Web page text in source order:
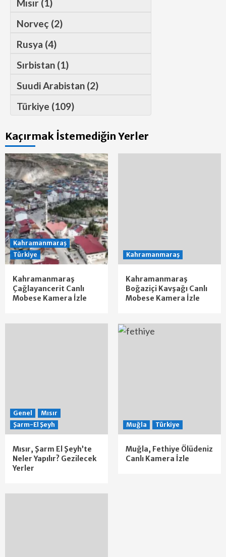
Mısır (1)
Norveç (2)
Rusya (4)
Sırbistan (1)
Suudi Arabistan (2)
Türkiye (109)
Kaçırmak İstemediğin Yerler
Kahramanmaraş
Türkiye
Kahramanmaraş
Çağlayancerit Canlı
Mobese Kamera İzle
Kahramanmaraş
Kahramanmaraş
Boğaziçi Kavşağı Canlı
Mobese Kamera İzle
Genel
Mısır
Şarm-El Şeyh
Mısır, Şarm El Şeyh’te
Neler Yapılır? Gezilecek
Yerler
Muğla Türkiye
Muğla, Fethiye Ölüdeniz
Canlı Kamera İzle